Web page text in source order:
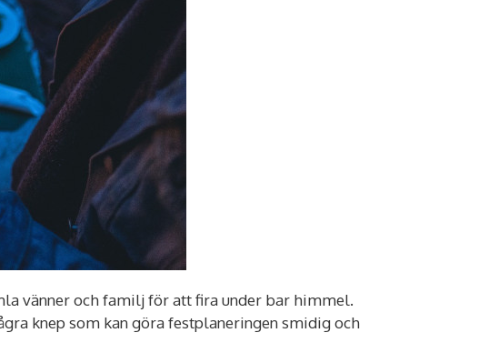
vänner och familj för att fira under bar himmel.
knep som kan göra festplaneringen smidig och